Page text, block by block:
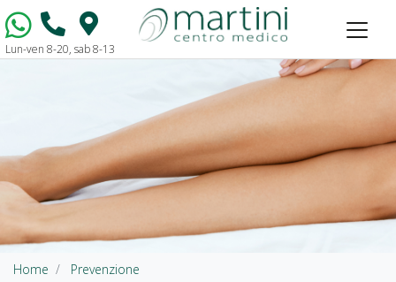
Lun-ven 8-20, sab 8-13
Home Prevenzione